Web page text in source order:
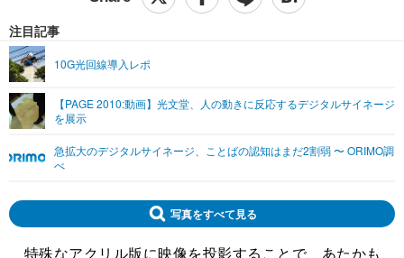
その他
映画・ドラマ
グラビア
ショッピング その他
ライフTOP
その他
リリース一覧
プッシュ通知の停止方法
注目記事
10G光回線導入レポ
【PAGE 2010:動画】光文堂、人の動きに反応するデジタルサイネージ
を展示
急拡大のデジタルサイネージ、ことばの認知はまだ2割弱 〜 ORIMO調
べ
写真をすべて見る
特殊なアクリル版に映像を投影することで、あたかも